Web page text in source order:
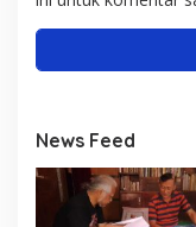
News Feed